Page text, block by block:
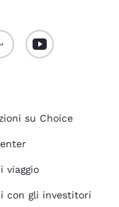
su Choice
viaggio
con gli investitori